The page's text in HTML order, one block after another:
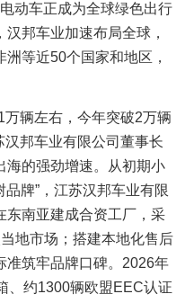
动车正成为全球绿色出行
邦车业加速布局全球，
等近50个国家和地区，
万辆左右，今年突破2万辆
汉邦车业有限公司董事长
海的强劲增速。从初期小
品牌”，江苏汉邦车业有限
东南亚建成合资工厂，采
地市场；搭建本地化售后
准筑牢品牌口碑。2026年
、约1300辆欧盟EEC认证